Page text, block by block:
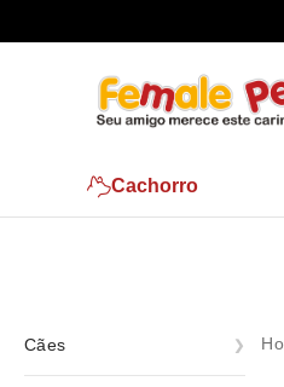
Cachorro
Cães